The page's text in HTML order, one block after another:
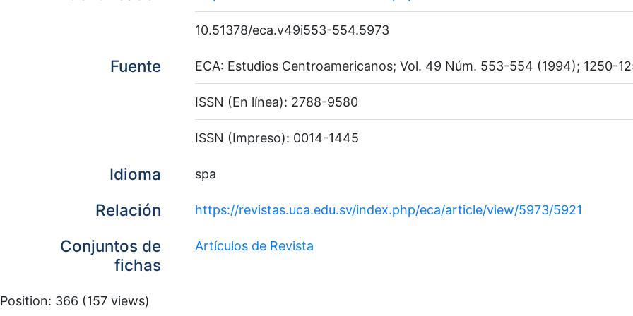
10.51378/eca.v49i553-554.5973
Fuente ECA: Estudios Centroamericanos; Vol. 49 Núm. 553-554 (1994); 1250-
ISSN (En línea): 2788-9580
ISSN (Impreso): 0014-1445
Idioma spa
Relación https://revistas.uca.edu.sv/index.php/eca/article/view/5973/5921
Conjuntos de
fichas
Artículos de Revista
Position: 366 (157 views)